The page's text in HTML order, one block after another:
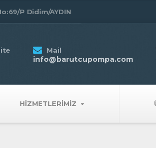
P Didim/AYDIN
HIZMETLERIMIZ
Mail
info@barutcupompa.com